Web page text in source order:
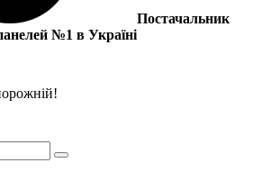
Постачальник
№1 в Україні